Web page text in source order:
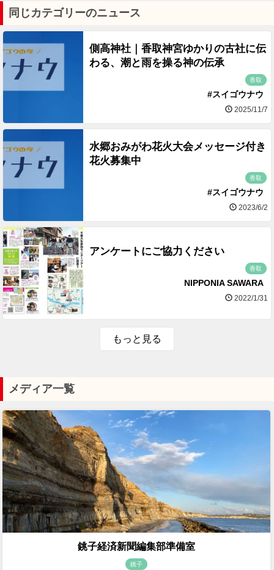
同じカテゴリーのニュース
側高神社｜香取神宮ゆかりの古社に伝
わる、潮と雨を操る神の伝承
香取
#スイゴウナウ
2025/11/7
水郷おみがわ花火大会メッセージ付き
花火募集中
香取
#スイゴウナウ
2023/6/2
アンケートにご協力ください
香取
NIPPONIA SAWARA
2022/1/31
もっと見る
メディア一覧
銚子経済新聞編集部準備室
銚子